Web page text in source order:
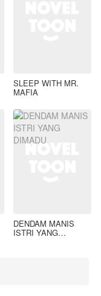
SLEEP WITH MR.
MAFIA
DENDAM MANIS
ISTRI YANG